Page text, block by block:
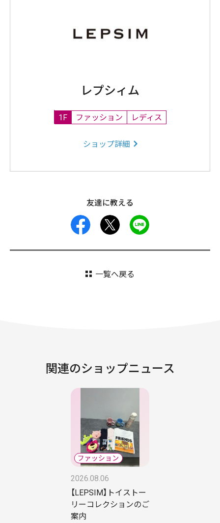
レプシィム
1F ファッション レディス
ショップ詳細
友達に教える
facebook
一覧へ戻る
関連のショップニュース
2026.08.06
【LEPSIM】トイストー
リーコレクションのご
案内